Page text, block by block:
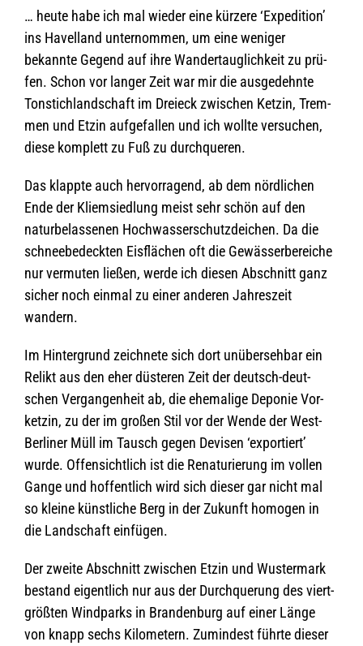
… heute habe ich mal wie­der eine kür­zere ‘Expe­di­tion’
ins Havel­land unter­nom­men, um eine weni­ger
bekannte Gegend auf ihre Wan­der­taug­lich­keit zu prü­
fen. Schon vor lan­ger Zeit war mir die aus­ge­dehnte
Ton­stich­land­schaft im Drei­eck zwi­schen Ket­zin, Trem­
men und Etzin auf­ge­fal­len und ich wollte ver­su­chen,
diese kom­plett zu Fuß zu durchqueren.
Das klappte auch her­vor­ra­gend, ab dem nörd­li­chen
Ende der Kli­em­sied­lung meist sehr schön auf den
natur­be­las­se­nen Hoch­was­ser­schutz­dei­chen. Da die
schnee­be­deck­ten Eis­flä­chen oft die Gewäs­ser­be­rei­che
nur ver­mu­ten lie­ßen, werde ich die­sen Abschnitt ganz
sicher noch ein­mal zu einer ande­ren Jah­res­zeit
wandern.
Im Hin­ter­grund zeich­nete sich dort unüber­seh­bar ein
Relikt aus den eher düs­te­ren Zeit der deutsch-deut­
schen Ver­gan­gen­heit ab, die ehe­ma­lige Depo­nie Vor­
ket­zin, zu der im gro­ßen Stil vor der Wende der West-
Ber­li­ner Müll im Tausch gegen Devi­sen ‘expor­tiert’
wurde. Offen­sicht­lich ist die Rena­tu­rie­rung im vol­len
Gange und hof­fent­lich wird sich die­ser gar nicht mal
so kleine künst­li­che Berg in der Zukunft homo­gen in
die Land­schaft einfügen.
Der zweite Abschnitt zwi­schen Etzin und Wus­ter­mark
bestand eigent­lich nur aus der Durch­que­rung des viert­
größ­ten Wind­parks in Bran­den­burg auf einer Länge
von knapp sechs Kilo­me­tern. Zumin­dest führte die­ser